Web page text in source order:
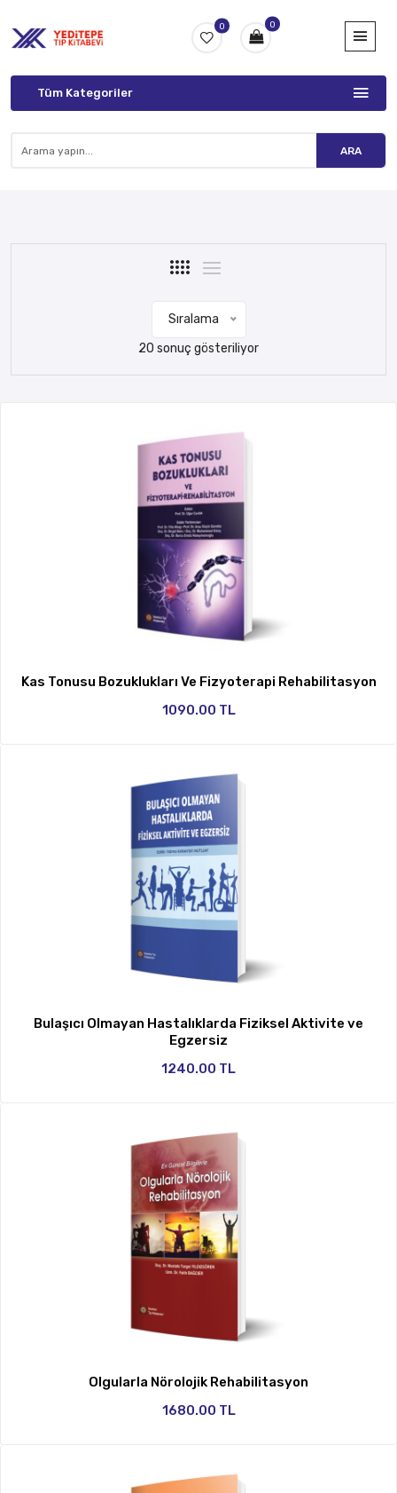
0 0
Tüm Kategoriler
ARA
Sıralama
20 sonuç gösteriliyor
Kas Tonusu Bozuklukları Ve Fizyoterapi Rehabilitasyon
1090.00 TL
Bulaşıcı Olmayan Hastalıklarda Fiziksel Aktivite ve
Egzersiz
1240.00 TL
Olgularla Nörolojik Rehabilitasyon
1680.00 TL